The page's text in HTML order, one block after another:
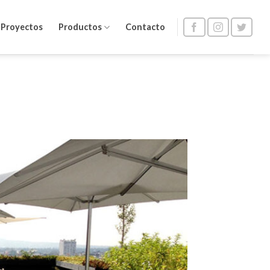
Proyectos Productos Contacto